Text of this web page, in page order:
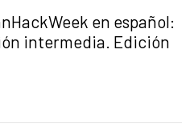
en español:
intermedia. Edición